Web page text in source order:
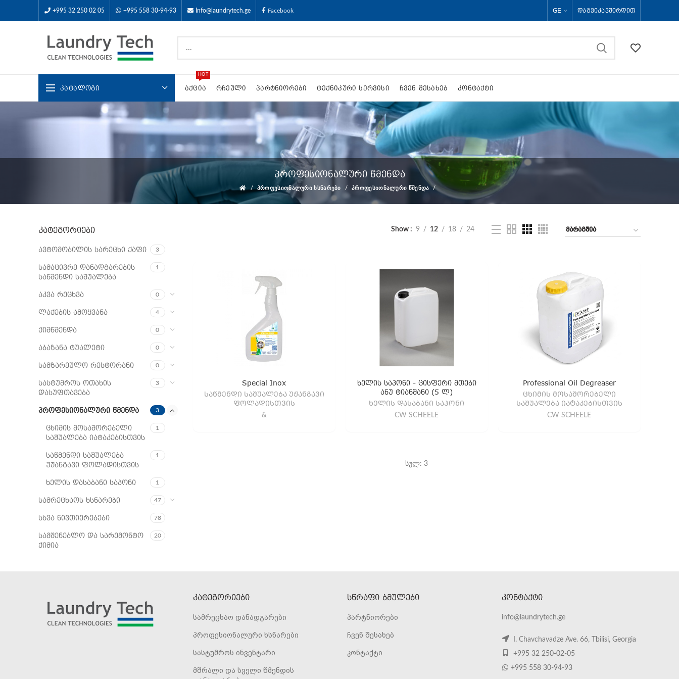
+995 32 250 02 05 +995 558 30-94-93 Info@laundrytech.ge Facebook GE ᲓᲐᲒᲕᲘᲙᲐᲕᲨᲘᲠᲓᲘᲗ
ᲙᲐᲢᲐᲚᲝᲒᲘ ᲐᲥᲪᲘᲐ
HOT
ᲠᲩᲔᲣᲚᲘ ᲞᲐᲠᲢᲜᲘᲝᲠᲔᲑᲘ ᲢᲔᲥᲜᲘᲙᲣᲠᲘ ᲡᲔᲠᲕᲘᲡᲘ ᲩᲕᲔᲜ ᲨᲔᲡᲐᲮᲔᲑ ᲙᲝᲜᲢᲐᲥᲢᲘ
პროფესიონალური წმენდა
ᲞᲠᲝᲤᲔᲡᲘᲝᲜᲐᲚᲣᲠᲘ ᲮᲡᲜᲐᲠᲔᲑᲘ ᲞᲠᲝᲤᲔᲡᲘᲝᲜᲐᲚᲣᲠᲘ ᲬᲛᲔᲜᲓᲐ
ᲙᲐᲢᲔᲒᲝᲠᲘᲔᲑᲘ
ავტომობილის სარეცხი ქაფი 3
სამაცივრე დანადგარების
საწმენდი საშუალება
1
აკვა რეცხვა 0
ლაქების ამოყვანა 4
ქიმწმენდა 0
აბაზანა ტუალეტი 0
სამზარეულო რესტორანი 0
სასტუმროს ოთახის
დასუფთავება
3
პროფესიონალური წმენდა 3
ცხიმის მოსაშორებელი
საშუალება იატაკებისთვის
1
საწმენდი საშუალება
უჟანგავი ფოლადისთვის
1
ხელის დასაბანი საპონი 1
სამრეცხაოს ხსნარები 47
სხვა ნივთიერებები 78
სამშენებლო და სარემონტო
ქიმია
20
Show 9 12 18 24
Special Inox
ᲡᲐᲬᲛᲔᲜᲓᲘ ᲡᲐᲨᲣᲐᲚᲔᲑᲐ ᲣᲟᲐᲜᲒᲐᲕᲘ
ᲤᲝᲚᲐᲓᲘᲡᲗᲕᲘᲡ
&
ხელის საპონი - ცისფერი მთები
ანუ ტიანშანი (5 ლ)
ᲮᲔᲚᲘᲡ ᲓᲐᲡᲐᲑᲐᲜᲘ ᲡᲐᲞᲝᲜᲘ
CW SCHEELE
Professional Oil Degreaser
ᲪᲮᲘᲛᲘᲡ ᲛᲝᲡᲐᲨᲝᲠᲔᲑᲔᲚᲘ
ᲡᲐᲨᲣᲐᲚᲔᲑᲐ ᲘᲐᲢᲐᲙᲔᲑᲘᲡᲗᲕᲘᲡ
CW SCHEELE
სულ: 3
კატეგორიები
სამრეცხაო დანადგარები
პროფესიონალური ხსნარები
სასტუმროს ინვენტარი
მშრალი და სველი წმენდის
ᲡᲬᲠᲐᲤᲘ ᲑᲛᲣᲚᲔᲑᲘ
პარტნიორები
ჩვენ შესახებ
კონტაქტი
ᲙᲝᲜᲢᲐᲥᲢᲘ
info@laundrytech.ge
I. Chavchavadze Ave. 66, Tbilisi, Georgia
+995 32 250-02-05
+995 558 30-94-93